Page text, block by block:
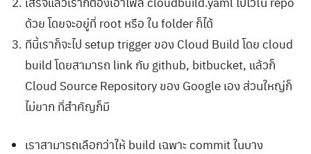
ด้วย โดยจะอยู่ที่ root หรือ ใน folder ก็ได้
ทีนี้เราก็จะไป setup trigger ของ Cloud Build โดย cloud
build โดยสามารถ link กับ github, bitbucket, แล้วก็
Cloud Source Repository ของ Google เอง ส่วนใหญ่ก็
ไม่ยาก ที่สำคัญก็มี
เราสามารถเลือกว่าให้ build เฉพาะ commit ในบาง